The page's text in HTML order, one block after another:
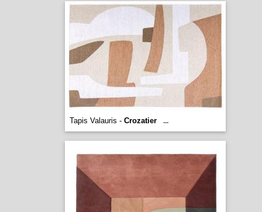
Tapis Valauris - Crozatier ...